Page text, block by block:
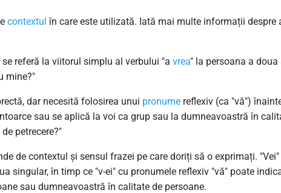
contextul în care este utilizată. Iată mai multe informații despre
referă la viitorul simplu al verbului "a vrea" la persoana a
mine?"
dar necesită folosirea unui pronume reflexiv (ca "vă")
sau se aplică la voi ca grup sau la dumneavoastră în
petrecere?"
de contextul și sensul frazei pe care doriți să o exprimați.
singular, în timp ce "v-ei" cu pronumele reflexiv "vă" poate
sau dumneavoastră în calitate de persoane.